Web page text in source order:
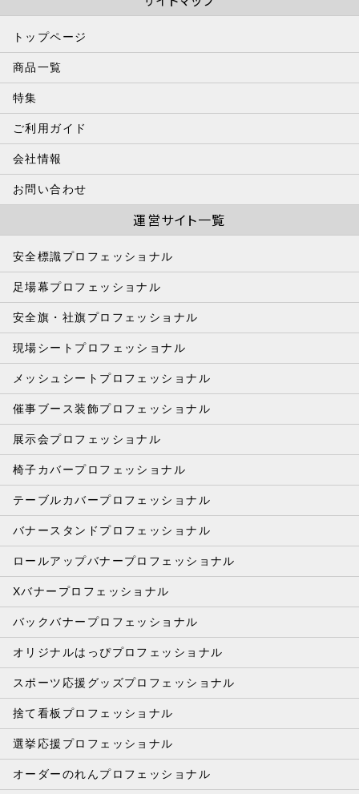
トップページ
商品一覧
特集
ご利用ガイド
会社情報
お問い合わせ
運営サイト一覧
安全標識プロフェッショナル
足場幕プロフェッショナル
安全旗・社旗プロフェッショナル
現場シートプロフェッショナル
メッシュシートプロフェッショナル
催事ブース装飾プロフェッショナル
展示会プロフェッショナル
椅子カバープロフェッショナル
テーブルカバープロフェッショナル
バナースタンドプロフェッショナル
ロールアップバナープロフェッショナル
Xバナープロフェッショナル
バックバナープロフェッショナル
オリジナルはっぴプロフェッショナル
スポーツ応援グッズプロフェッショナル
捨て看板プロフェッショナル
選挙応援プロフェッショナル
オーダーのれんプロフェッショナル